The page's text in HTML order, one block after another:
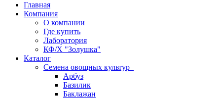
Главная
Компания
О компании
Где купить
Лаборатория
КФ/Х "Золушка"
Каталог
Семена овощных культур
Арбуз
Базилик
Баклажан